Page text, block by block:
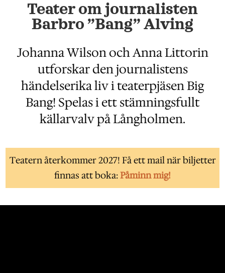
Teater om journalisten
Barbro ”Bang” Alving
Johanna Wilson och Anna Littorin
utforskar den journalistens
händelserika liv i teaterpjäsen Big
Bang! Spelas i ett stämningsfullt
källarvalv på Långholmen.
Teatern återkommer 2027! Få ett mail när biljetter
finnas att boka:Påminn mig!